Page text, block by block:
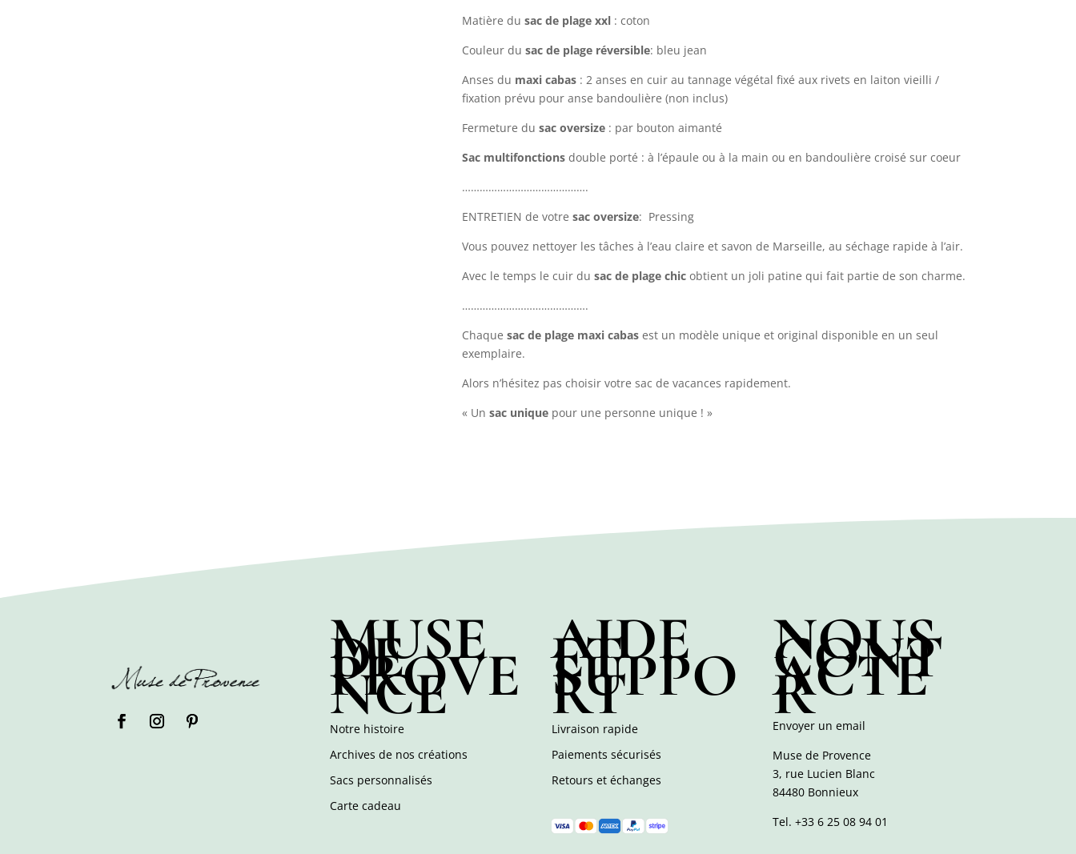
Matière dusac de plage xxl : coton
Couleur dusac de plage réversible: bleu jean
Anses du maxi cabas : 2 anses en cuir au tannage végétal fixé aux rivets en laiton vieilli /
fixation prévu pour anse bandoulière (non inclus)
Fermeture dusac oversize : par bouton aimanté
Sac multifonctionsdouble porté : à l’épaule ou à la main ou en bandoulière croisé sur coeur
…………………………………….
ENTRETIEN de votresac oversize: Pressing
Vous pouvez nettoyer les tâches à l’eau claire et savon de Marseille, au séchage rapide à l’air.
Avec le temps le cuir dusac de plage chicobtient un joli patine qui fait partie de son charme.
…………………………………….
Chaquesac de plage maxi cabasest un modèle unique et original disponible en un seul
exemplaire.
Alors n’hésitez pas choisir votre sac de vacances rapidement.
« Unsac unique pour une personne unique ! »
MUSE
DE
PROVE
NCE
Notre histoire
Archives de nos créations
Sacs personnalisés
Carte cadeau
AIDE
ET
SUPPO
RT
Livraison rapide
Paiements sécurisés
Retours et échanges
NOUS
CONT
ACTE
R
Envoyer un email
Muse de Provence
3, rue Lucien Blanc
84480 Bonnieux
Tel. +33 6 25 08 94 01